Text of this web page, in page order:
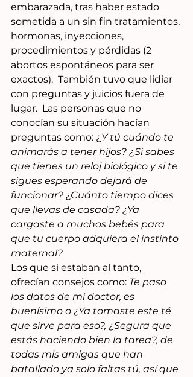
embarazada, tras haber estado
sometida a un sin fin tratamientos,
hormonas, inyecciones,
procedimientos y pérdidas (2
abortos espontáneos para ser
exactos).  También tuvo que lidiar
con preguntas y juicios fuera de
lugar.  Las personas que no
conocían su situación hacían
preguntas como: ¿ Y tú cuándo te
animarás a tener hijos? ¿Si sabes
que tienes un reloj biológico y si te
sigues esperando dejará de
funcionar? ¿Cuánto tiempo dices
que llevas de casada? ¿Ya
cargaste a muchos bebés para
que tu cuerpo adquiera el instinto
maternal?
Los que si estaban al tanto,
ofrecían consejos como: Te paso
los datos de mi doctor, es
buenísimo o ¿Ya tomaste este té
que sirve para eso?, ¿Segura que
estás haciendo bien la tarea?, de
todas mis amigas que han
batallado ya solo faltas tú, así que